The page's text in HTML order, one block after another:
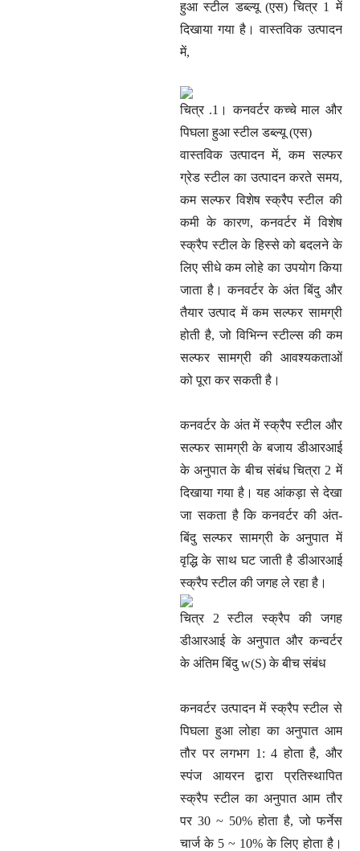
हुआ स्टील डब्ल्यू (एस) चित्र 1 में
दिखाया गया है। वास्तविक उत्पादन
में,
चित्र .1। कनवर्टर कच्चे माल और
पिघला हुआ स्टील डब्ल्यू (एस)
वास्तविक उत्पादन में, कम सल्फर
ग्रेड स्टील का उत्पादन करते समय,
कम सल्फर विशेष स्क्रैप स्टील की
कमी के कारण, कनवर्टर में विशेष
स्क्रैप स्टील के हिस्से को बदलने के
लिए सीधे कम लोहे का उपयोग किया
जाता है। कनवर्टर के अंत बिंदु और
तैयार उत्पाद में कम सल्फर सामग्री
होती है, जो विभिन्न स्टील्स की कम
सल्फर सामग्री की आवश्यकताओं
को पूरा कर सकती है।
कनवर्टर के अंत में स्क्रैप स्टील और
सल्फर सामग्री के बजाय डीआरआई
के अनुपात के बीच संबंध चित्रा 2 में
दिखाया गया है। यह आंकड़ा से देखा
जा सकता है कि कनवर्टर की अंत-
बिंदु सल्फर सामग्री के अनुपात में
वृद्धि के साथ घट जाती है डीआरआई
स्क्रैप स्टील की जगह ले रहा है।
चित्र 2 स्टील स्क्रैप की जगह
डीआरआई के अनुपात और कन्वर्टर
के अंतिम बिंदु w(S) के बीच संबंध
कनवर्टर उत्पादन में स्क्रैप स्टील से
पिघला हुआ लोहा का अनुपात आम
तौर पर लगभग 1: 4 होता है, और
स्पंज आयरन द्वारा प्रतिस्थापित
स्क्रैप स्टील का अनुपात आम तौर
पर 30 ~ 50% होता है, जो फर्नेस
चार्ज के 5 ~ 10% के लिए होता है।